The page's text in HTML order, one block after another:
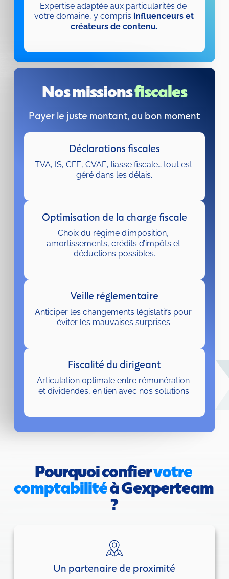
Expertise adaptée aux particularités de
votre domaine, y compris influenceurs et
créateurs de contenu.
Nos missions fiscales
Payer le juste montant, au bon moment
Déclarations fiscales
TVA, IS, CFE, CVAE, liasse fiscale… tout est
géré dans les délais.
Optimisation de la charge fiscale
Choix du régime d’imposition,
amortissements, crédits d’impôts et
déductions possibles.
Veille réglementaire
Anticiper les changements législatifs pour
éviter les mauvaises surprises.
Fiscalité du dirigeant
Articulation optimale entre rémunération
et dividendes, en lien avec nos solutions.
Pourquoi confier votre
comptabilité à Gexperteam
?
Un partenaire de proximité